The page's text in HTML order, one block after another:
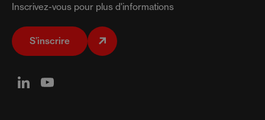
Inscrivez-vous pour plus d'informations
S’inscrire